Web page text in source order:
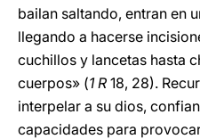
bailan saltando, entran en
llegando a hacerse
cuchillos y lancetas hasta
cuerpos» (1 R 18, 28).
interpelar a su dios,
capacidades para